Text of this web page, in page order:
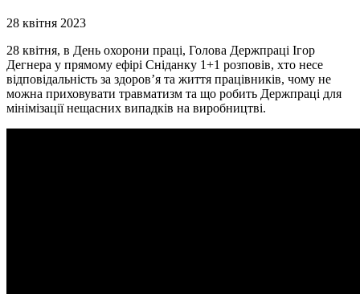
28 квітня 2023
28 квітня, в День охорони праці, Голова Держпраці Ігор
Дегнера у прямому ефірі Сніданку 1+1 розповів, хто несе
відповідальність за здоров’я та життя працівників, чому не
можна приховувати травматизм та що робить Держпраці для
мінімізації нещасних випадків на виробництві.